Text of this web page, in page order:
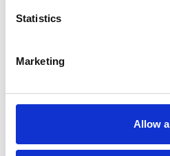
Statistics
Marketing
Allow